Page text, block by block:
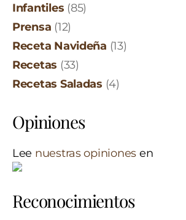
Infantiles (85)
Prensa (12)
Receta Navideña (13)
Recetas (33)
Recetas Saladas (4)
Opiniones
Lee nuestras opiniones en
Reconocimientos